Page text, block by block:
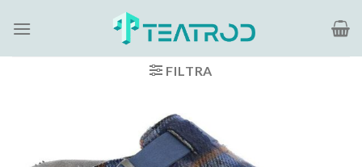
FILTRA